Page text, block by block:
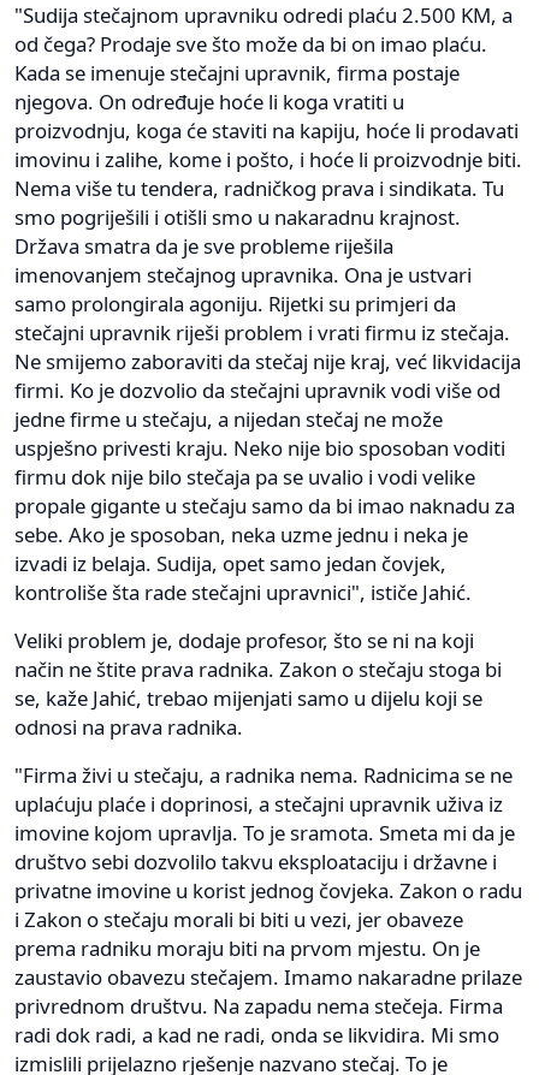
"Sudija stečajnom upravniku odredi plaću 2.500 KM, a
od čega? Prodaje sve što može da bi on imao plaću.
Kada se imenuje stečajni upravnik, firma postaje
njegova. On određuje hoće li koga vratiti u
proizvodnju, koga će staviti na kapiju, hoće li prodavati
imovinu i zalihe, kome i pošto, i hoće li proizvodnje biti.
Nema više tu tendera, radničkog prava i sindikata. Tu
smo pogriješili i otišli smo u nakaradnu krajnost.
Država smatra da je sve probleme riješila
imenovanjem stečajnog upravnika. Ona je ustvari
samo prolongirala agoniju. Rijetki su primjeri da
stečajni upravnik riješi problem i vrati firmu iz stečaja.
Ne smijemo zaboraviti da stečaj nije kraj, već likvidacija
firmi. Ko je dozvolio da stečajni upravnik vodi više od
jedne firme u stečaju, a nijedan stečaj ne može
uspješno privesti kraju. Neko nije bio sposoban voditi
firmu dok nije bilo stečaja pa se uvalio i vodi velike
propale gigante u stečaju samo da bi imao naknadu za
sebe. Ako je sposoban, neka uzme jednu i neka je
izvadi iz belaja. Sudija, opet samo jedan čovjek,
kontroliše šta rade stečajni upravnici", ističe Jahić.
Veliki problem je, dodaje profesor, što se ni na koji
način ne štite prava radnika. Zakon o stečaju stoga bi
se, kaže Jahić, trebao mijenjati samo u dijelu koji se
odnosi na prava radnika.
"Firma živi u stečaju, a radnika nema. Radnicima se ne
uplaćuju plaće i doprinosi, a stečajni upravnik uživa iz
imovine kojom upravlja. To je sramota. Smeta mi da je
društvo sebi dozvolilo takvu eksploataciju i državne i
privatne imovine u korist jednog čovjeka. Zakon o radu
i Zakon o stečaju morali bi biti u vezi, jer obaveze
prema radniku moraju biti na prvom mjestu. On je
zaustavio obavezu stečajem. Imamo nakaradne prilaze
privrednom društvu. Na zapadu nema stečeja. Firma
radi dok radi, a kad ne radi, onda se likvidira. Mi smo
izmislili prijelazno rješenje nazvano stečaj. To je